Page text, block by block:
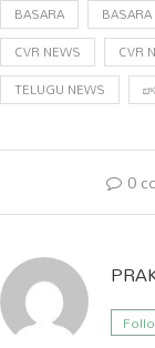
BASARA
CVR NEWS
CVR
TELUGU NEWS
0